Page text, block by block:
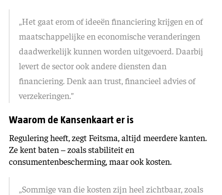
„Het gaat erom of ideeën financiering krijgen en of
maatschappelijke en economische veranderingen
daadwerkelijk kunnen worden uitgevoerd. Daarbij
levert de sector ook andere diensten dan
financiering. Denk aan trust, financieel advies of
verzekeringen.”
Waarom de Kansenkaart er is
Regulering heeft, zegt Feitsma, altijd meerdere kanten.
Ze kent baten – zoals stabiliteit en
consumentenbescherming, maar ook kosten.
„Sommige van die kosten zijn heel zichtbaar, zoals